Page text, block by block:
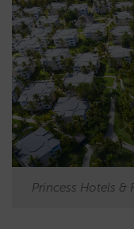
Princess Hotels &